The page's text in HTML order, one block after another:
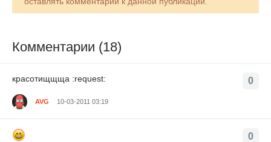
Комментарии (18)
0
красотищщща :request:
AVG 10-03-2011 03:19
0